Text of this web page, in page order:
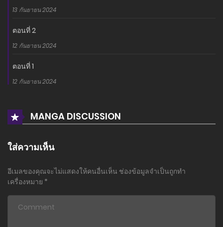
13 กันยายน 2024
ตอนที่ 2
12 กันยายน 2024
ตอนที่ 1
12 กันยายน 2024
MANGA DISCUSSION
ใส่ความเห็น
อีเมลของคุณจะไม่แสดงให้คนอื่นเห็น ช่องข้อมูลจำเป็นถูกทำ
เครื่องหมาย *